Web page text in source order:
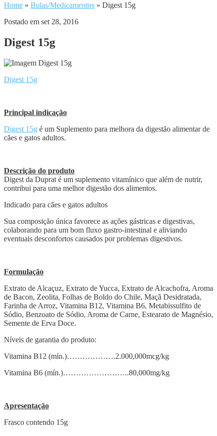
Home » Bulas/Medicamentos » Digest 15g
Postado em set 28, 2016
Digest 15g
Digest 15g
Principal indicação
Digest 15g é um Suplemento para melhora da digestão alimentar de
cães e gatos adultos.
Descrição do produto
Digest da Duprat é um suplemento vitamínico que além de nutrir,
contribui para uma melhor digestão dos alimentos.
Indicado para cães e gatos adultos
Sua composição única favorece as ações gástricas e digestivas,
colaborando para um bom fluxo gastro-intestinal e aliviando
eventuais desconfortos causados por problemas digestivos.
Formulação
Extrato de Alcaçuz, Extrato de Yucca, Extrato de Alcachofra, Aroma
de Bacon, Zeolita, Folhas de Boldo do Chile, Maçã Desidratada,
Farinha de Arroz, Vitamina B12, Vitamina B6, Metabissulfito de
Sódio, Benzoato de Sódio, Aroma de Carne, Estearato de Magnésio,
Semente de Erva Doce.
Níveis de garantia do produto:
Vitamina B12 (mín.)……………….2.000,000mcg/kg
Vitamina B6 (mín.)……………………..80,000mg/kg
Apresentação
Frasco contendo 15g